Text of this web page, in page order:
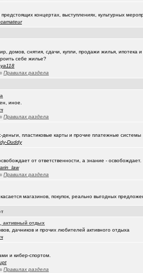
сообщает...(Молодец.) +221
сейчас?
произойдет то что затронет каждог
конструктора/радиотехника (удаленно)) (Openair)
театр!
(JUMPER) +18
работы в Омске и области
(ParIS) +4923
эффективны аппараты фотоэпиляц
ВКТ-9?(Kebbos)
9 от "Теплоком-Сервис Москва"
и подбор туров(MSeni)
концертах, выступлениях, культурных
домов, снятия, сдачи, купли, продажи жилья,
себе жилье?
Правилах раздела
иное.
Правилах раздела
деньги, пластиковые карты и прочие платежные системы
Duddy
от ответственности, а знание - освобождает.
Правилах раздела
касается магазинов, покупок, реально выгодных
активный отдых
дачников и прочих любителей активного отдыха
и кибер-спортом.
Правилах раздела